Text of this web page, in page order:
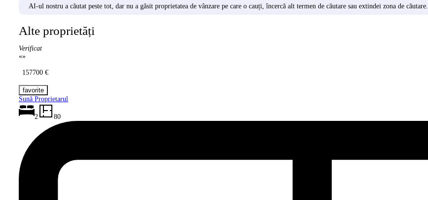
AI-ul nostru a căutat peste tot, dar nu a găsit proprietatea de vânzare pe care o cauți, încercă alt termen de căutare sau extindei zona de căutare.
Alte proprietăți
Verificat
«»
157700 €
Sună Proprietarul
2 80